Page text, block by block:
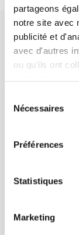
partageons
notre site avec
publicité et
avec d'autres
ou qu'ils ont
Nécessaires
Préférences
Statistiques
Marketing
à la transmission
CONTACTS
POUR LES LIBRAIRES
MON COMPTE